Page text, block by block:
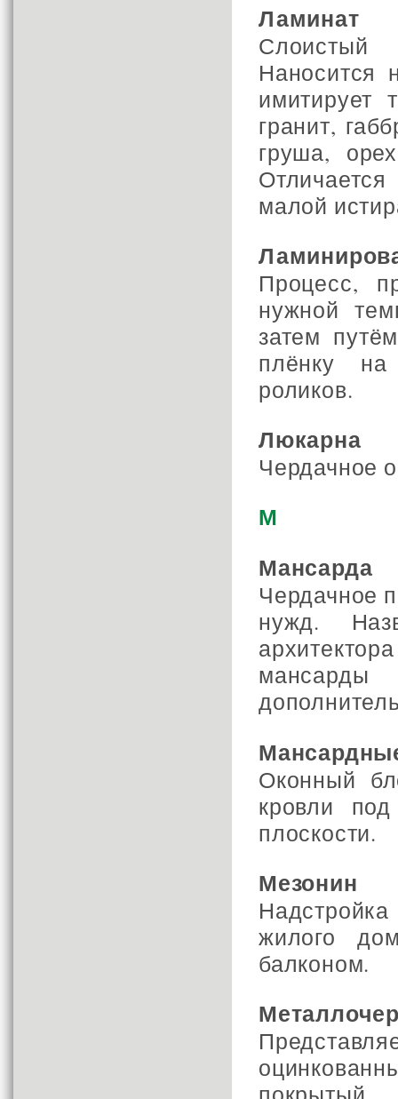
Ламинат
Наносится
имитирует
гранит,
груша,
малой
Процесс,
нужной
затем
плёнку
роликов.
Люкарна
Чердачное
М
Мансарда
Чердачное
нужд.
Оконный
кровли
плоскости.
Мезонин
жилого
балконом.